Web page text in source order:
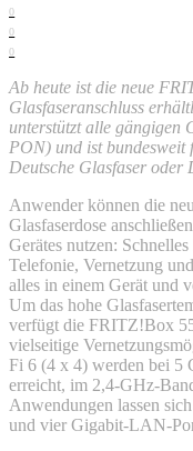
0
0
0
Ab heute ist die neue
Glasfaseranschluss
unterstützt alle gängigen
PON) und ist
Deutsche Glasfaser oder
Anwender können die
Glasfaserdose
Gerätes nutzen:
Telefonie, Vernetzung
alles in einem Gerät und
Um das hohe
verfügt die FRITZ!Box
vielseitige
Fi 6 (4 x 4) werden bei 5
erreicht, im 2,4-GHz-
Anwendungen lassen
und vier Gigabit-LAN-